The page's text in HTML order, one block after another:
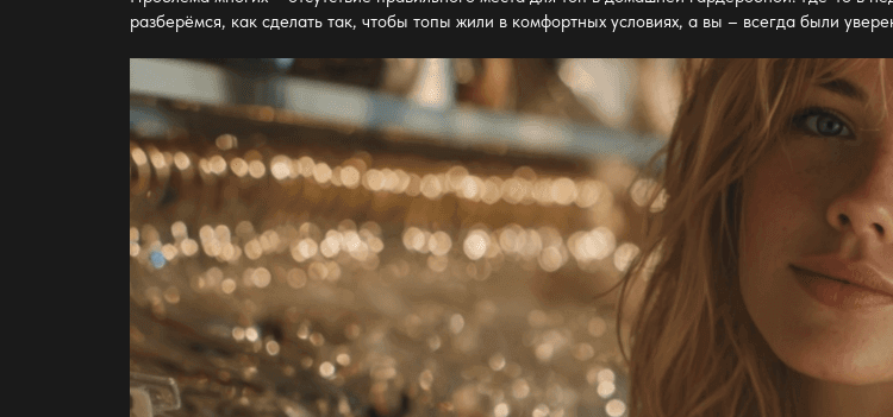
разберёмся, как сделать так, чтобы топы жили в комфортных условиях, а вы – всегда были